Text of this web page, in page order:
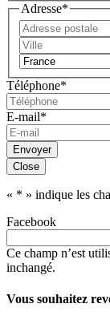
Adresse*
Téléphone*
E-mail*
Envoyer
Close
« * » indique les
Facebook
Ce champ n’est
inchangé.
Vous souhaitez